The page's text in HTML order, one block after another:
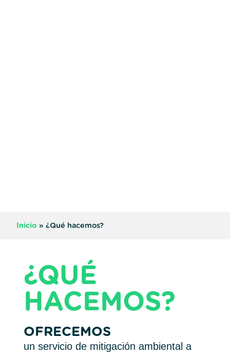
Inicio » ¿Qué hacemos?
¿QUÉ
HACEMOS?
OFRECEMOS
un servicio de mitigación ambiental a